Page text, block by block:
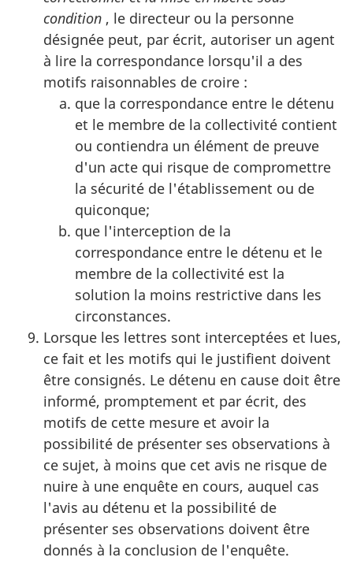
condition , le directeur ou la personne
désignée peut, par écrit, autoriser un agent
à lire la correspondance lorsqu'il a des
motifs raisonnables de croire :
que la correspondance entre le détenu
et le membre de la collectivité contient
ou contiendra un élément de preuve
d'un acte qui risque de compromettre
la sécurité de l'établissement ou de
quiconque;
que l'interception de la
correspondance entre le détenu et le
membre de la collectivité est la
solution la moins restrictive dans les
circonstances.
Lorsque les lettres sont interceptées et lues,
ce fait et les motifs qui le justifient doivent
être consignés. Le détenu en cause doit être
informé, promptement et par écrit, des
motifs de cette mesure et avoir la
possibilité de présenter ses observations à
ce sujet, à moins que cet avis ne risque de
nuire à une enquête en cours, auquel cas
l'avis au détenu et la possibilité de
présenter ses observations doivent être
donnés à la conclusion de l'enquête.